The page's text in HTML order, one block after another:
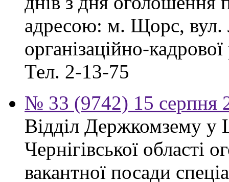
адресою: м. Щорс, вул.
організаційно-
Тел. 2-13-75
№ 33 (9742) 15 серпня
Відділ Держкомзему у
Чернігівської області
вакантної посади